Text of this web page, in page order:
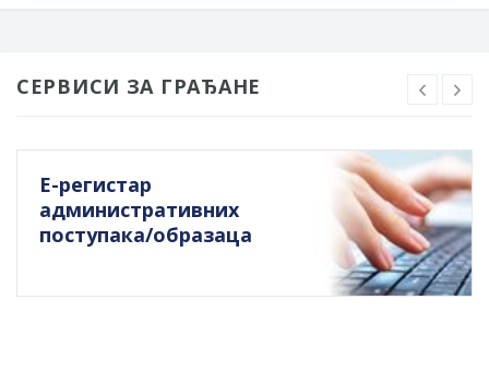
СЕРВИСИ ЗА ГРАЂАНЕ
Е-регистар
административних
поступака/образаца